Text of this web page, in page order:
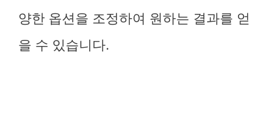
양한 옵션을 조정하여 원하는 결과를 얻
을 수 있습니다.